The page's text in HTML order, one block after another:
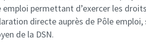
permettant d’exercer les
directe auprès de Pôle
de la DSN.